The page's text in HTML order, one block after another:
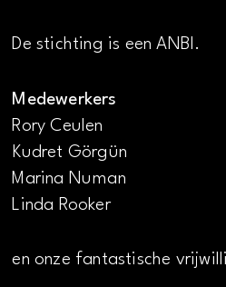
De stichting is een ANBI.
Medewerkers
Rory Ceulen
Kudret Görgün
Marina Numan
Linda Rooker
en onze fantastische